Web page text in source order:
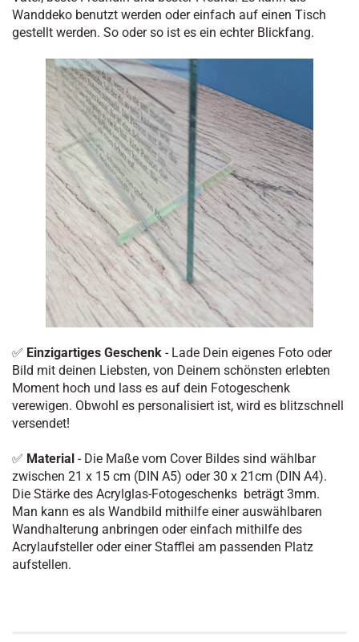
Wanddeko benutzt werden oder einfach auf einen Tisch
gestellt werden. So oder so ist es ein echter Blickfang.
✅ Einzigartiges Geschenk - Lade Dein eigenes Foto oder
Bild mit deinen Liebsten, von Deinem schönsten erlebten
Moment hoch und lass es auf dein Fotogeschenk
verewigen. Obwohl es personalisiert ist, wird es blitzschnell
versendet!
✅ Material - Die Maße vom Cover Bildes sind wählbar
zwischen 21 x 15 cm (DIN A5) oder 30 x 21cm (DIN A4).
Die Stärke des Acrylglas-Fotogeschenks beträgt 3mm.
Man kann es als Wandbild mithilfe einer auswählbaren
Wandhalterung anbringen oder einfach mithilfe des
Acrylaufsteller oder einer Stafflei am passenden Platz
aufstellen.